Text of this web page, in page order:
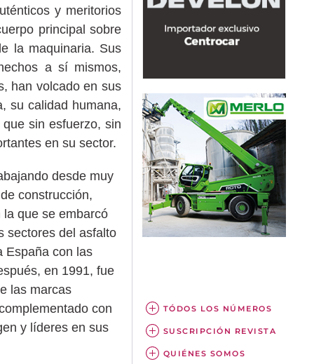
y meritorios
principal sobre
la maquinaria. Sus
a sí mismos,
han volcado en sus
su calidad humana,
sin esfuerzo, sin
en su sector.
desde muy
construcción,
que se embarcó
sectores del asfalto
España con las
en 1991, fue
las marcas
con
y líderes en sus
TÓDOS LOS NÚMEROS
SUSCRIPCIÓN REVISTA
QUIÉNES SOMOS